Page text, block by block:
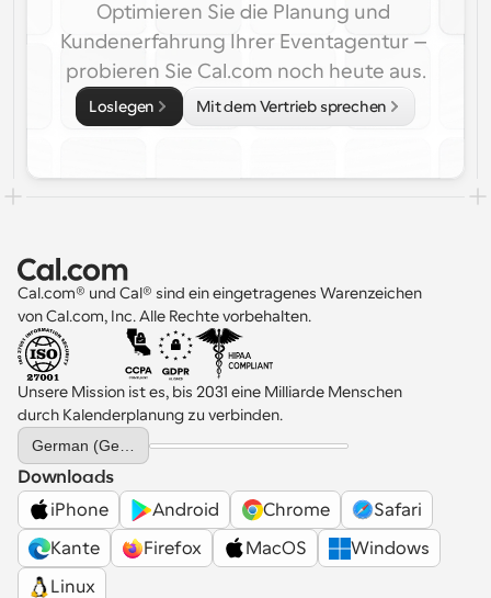
Optimieren Sie die Planung und
Kundenerfahrung Ihrer Eventagentur –
probieren Sie Cal.com noch heute aus.
Loslegen Mit dem Vertrieb sprechen
Cal.com® und Cal® sind ein eingetragenes Warenzeichen
von Cal.com, Inc. Alle Rechte vorbehalten.
Unsere Mission ist es, bis 2031 eine Milliarde Menschen
durch Kalenderplanung zu verbinden.
Select Language
Downloads
iPhone
Android Chrome
Safari
Kante
Firefox MacOS
Windows
Linux